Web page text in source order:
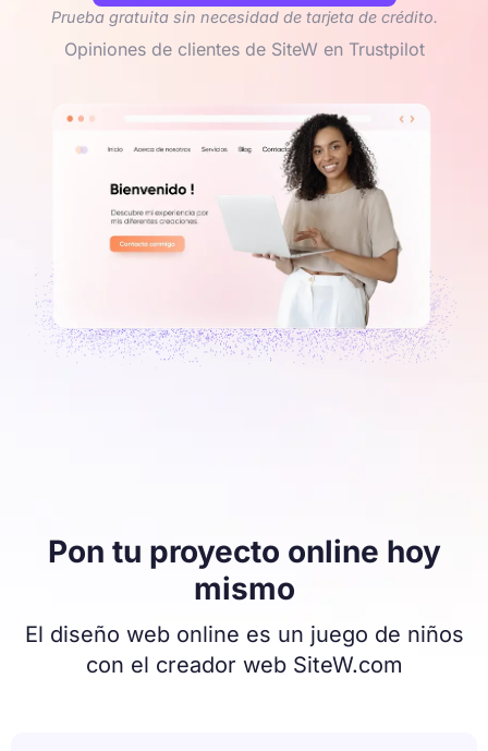
Prueba gratuita sin necesidad de tarjeta de crédito.
Opiniones de clientes de SiteW en Trustpilot
Pon tu proyecto online hoy
mismo
El diseño web online es un juego de niños
con el creador web SiteW.com